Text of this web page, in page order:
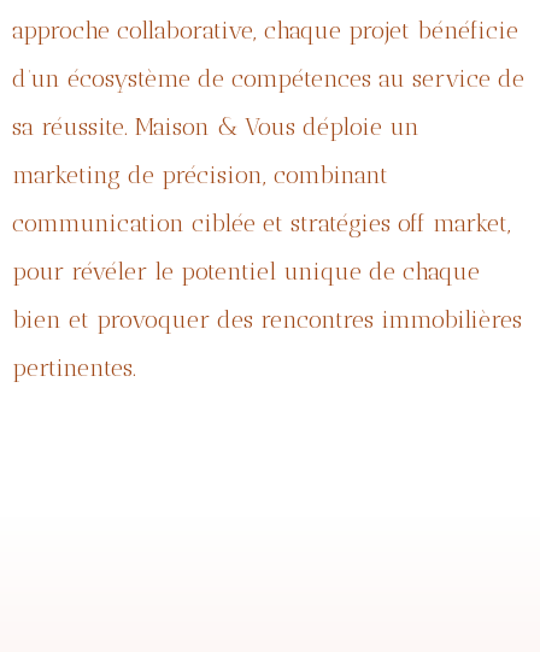
approche collaborative, chaque projet bénéficie
d’un écosystème de compétences au service de
sa réussite. Maison & Vous déploie un
marketing de précision, combinant
communication ciblée et stratégies off market,
pour révéler le potentiel unique de chaque
bien et provoquer des rencontres immobilières
pertinentes.